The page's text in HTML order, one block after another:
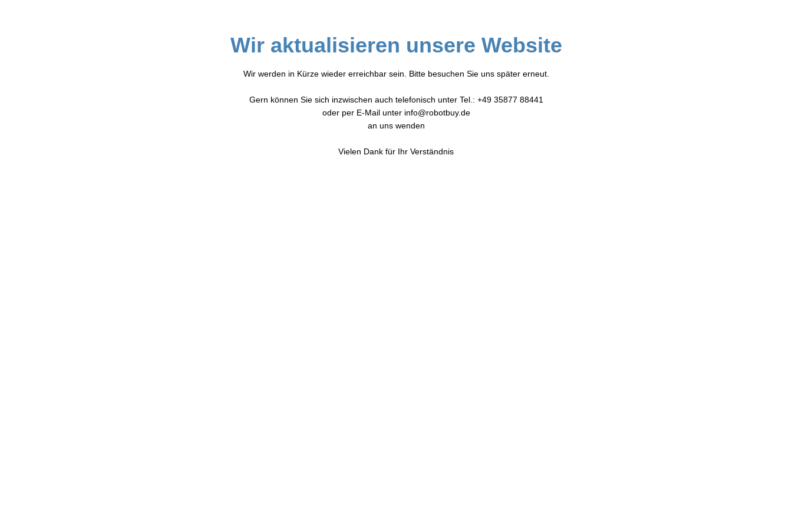
Wir aktualisieren unsere Website
Wir werden in Kürze wieder erreichbar sein. Bitte besuchen Sie uns später erneut.
Gern können Sie sich inzwischen auch telefonisch unter Tel.: +49 35877 88441
oder per E-Mail unter info@robotbuy.de
an uns wenden
Vielen Dank für Ihr Verständnis